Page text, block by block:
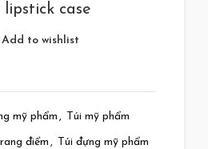
case
Add to wishlist
mỹ phẩm , Túi mỹ phẩm
điểm , Túi đựng mỹ phẩm